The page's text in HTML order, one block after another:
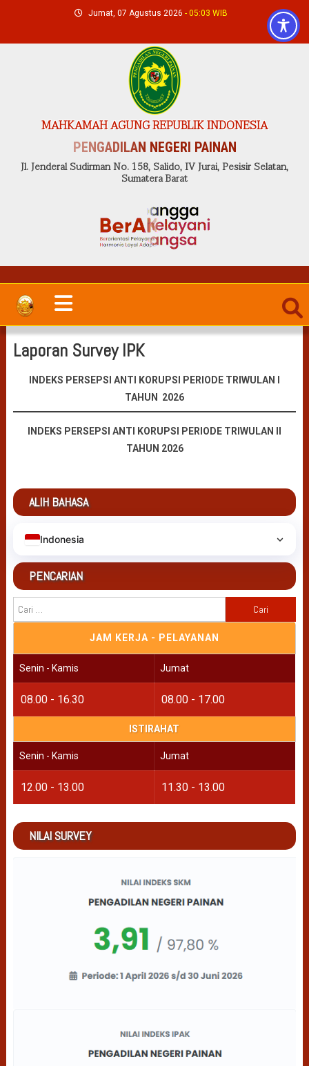
content
Jumat, 07 Agustus 2026 - 05:03 WIB
MAHKAMAH AGUNG REPUBLIK INDONESIA
PENGADILAN NEGERI PAINAN
Jl. Jenderal Sudirman No. 158, Salido, IV Jurai, Pesisir Selatan,
Sumatera Barat
Laporan Survey IPK
INDEKS PERSEPSI ANTI KORUPSI PERIODE TRIWULAN I
TAHUN 2026
INDEKS PERSEPSI ANTI KORUPSI PERIODE TRIWULAN II
TAHUN 2026
ALIH BAHASA
Indonesia
PENCARIAN
untuk:
JAM KERJA - PELAYANAN
Senin - Kamis Jumat
08.00 - 16.30 08.00 - 17.00
ISTIRAHAT
Senin - Kamis Jumat
12.00 - 13.00 11.30 - 13.00
NILAI SURVEY